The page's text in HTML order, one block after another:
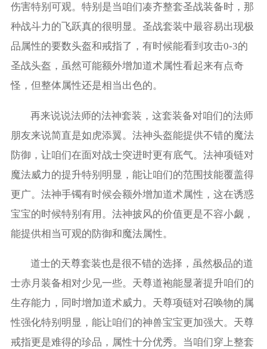
伤害特别可观。特别是当咱们凑齐整套圣战装备时，那
种战斗力的飞跃真的很明显。圣战套装中最容易出现极
品属性的要数头盔和戒指了，有时候能看到攻击0-3的
圣战头盔，虽然可能额外增加道术属性看起来有点奇
怪，但整体属性还是相当出色的。
再来说说法师的法神套装，这套装备对咱们的法师
朋友来说简直是如虎添翼。法神头盔能提供不错的魔法
防御，让咱们在面对战士突进时更有底气。法神项链对
魔法威力的提升特别明显，能让咱们的范围技能覆盖得
更广。法神手镯有时候会额外增加道术属性，这在诱惑
宝宝的时候特别有用。法神披风的价值更是不容小觑，
能提供相当可观的防御和魔法属性。
道士的天尊套装也是很不错的选择，虽然极品的道
士赤月装备相对少见一些。天尊道袍能显著提升咱们的
生存能力，同时增加道术威力。天尊项链对召唤物的属
性强化特别明显，能让咱们的神兽宝宝更加强大。天尊
戒指更是难得的珍品，属性十分优秀。当咱们穿上整套